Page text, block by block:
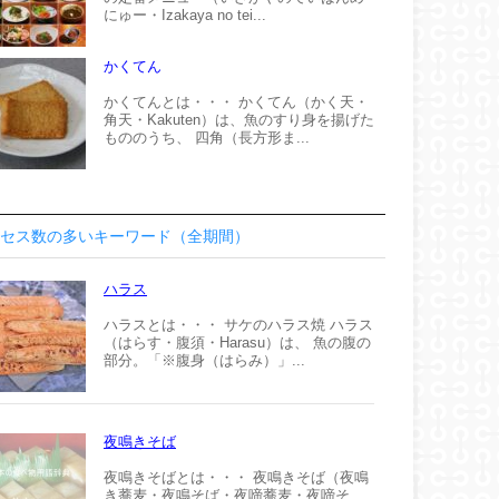
にゅー・Izakaya no tei...
かくてん
かくてんとは・・・ かくてん（かく天・
角天・Kakuten）は、魚のすり身を揚げた
もののうち、 四角（長方形ま...
ス数の多いキーワード（全期間）
ハラス
ハラスとは・・・ サケのハラス焼 ハラス
（はらす・腹須・Harasu）は、 魚の腹の
部分。「※腹身（はらみ）」...
夜鳴きそば
夜鳴きそばとは・・・ 夜鳴きそば（夜鳴
き蕎麦・夜鳴そば・夜啼蕎麦・夜啼そ